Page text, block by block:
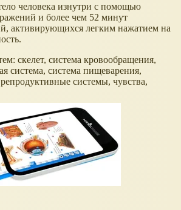
человека изнутри с помощью
и более чем 52 минут
активирующихся легким нажатием на
скелет, система кровообращения,
система, система пищеварения,
системы, чувства,